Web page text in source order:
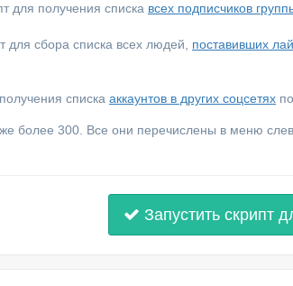
для получения списка всех подписчиков
для сбора списка всех людей, поставивших
списка аккаунтов в других соцсетях
более 300. Все они перечислены в меню
Запустить скрипт